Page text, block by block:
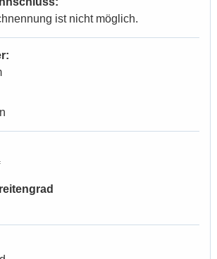
ist nicht möglich.